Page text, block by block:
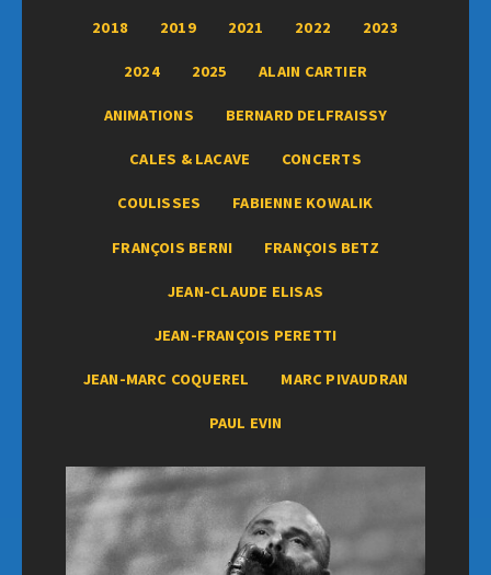
2018 2019 2021 2022 2023
2024 2025 ALAIN CARTIER
ANIMATIONS BERNARD DELFRAISSY
CALES & LACAVE CONCERTS
COULISSES FABIENNE KOWALIK
FRANÇOIS BERNI FRANÇOIS BETZ
JEAN-CLAUDE ELISAS
JEAN-FRANÇOIS PERETTI
JEAN-MARC COQUEREL MARC PIVAUDRAN
PAUL EVIN